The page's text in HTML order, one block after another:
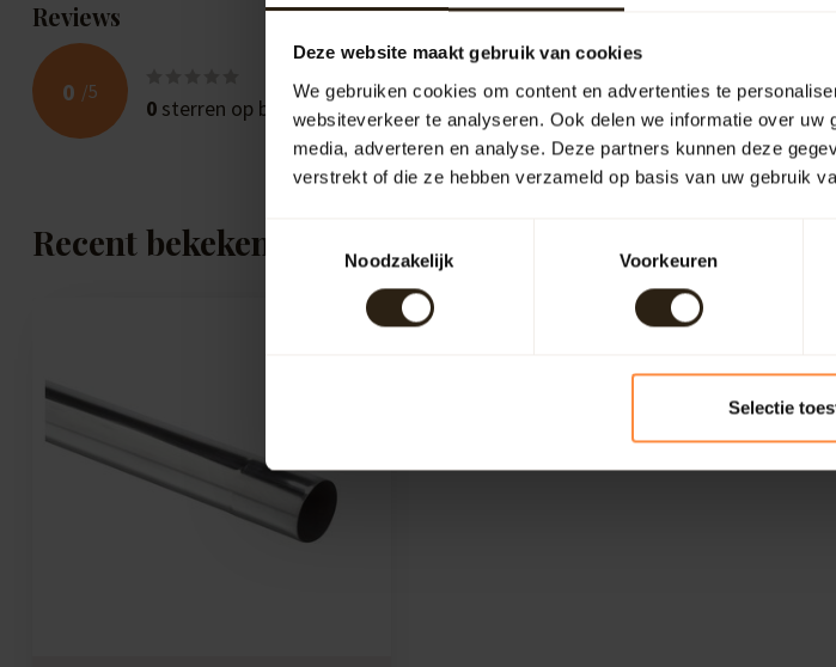
Deze website maakt gebruik van cookies
We gebruiken cookies om content en advertenties te
websiteverkeer te analyseren. Ook delen we informatie over
media, adverteren en analyse. Deze partners kunnen deze
verstrekt of die ze hebben verzameld op basis van uw gebruik
Noodzakelijk
Voorkeuren
Selectie
Reviews
0 /5
0 sterren op basis van beoordelingen
Je beoordeling
Recent bekeken